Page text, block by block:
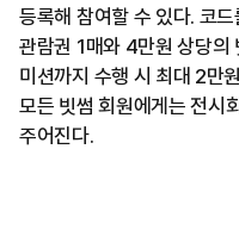
등록해 참여할 수 있다. 코
관람권 1매와 4만원 상당의
미션까지 수행 시 최대 2만
모든 빗썸 회원에게는 전시
주어진다.